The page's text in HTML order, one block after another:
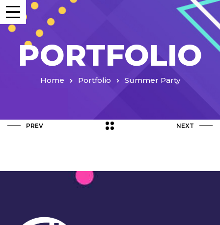
PORTFOLIO
Home Portfolio Summer Party
PREV NEXT